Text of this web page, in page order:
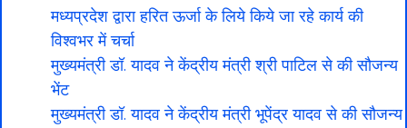
मध्यप्रदेश द्वारा हरित ऊर्जा के लिये किये जा रहे कार्य की
विश्वभर में चर्चा
मुख्यमंत्री डॉ. यादव ने केंद्रीय मंत्री श्री पाटिल से की सौजन्य
भेंट
मुख्यमंत्री डॉ. यादव ने केंद्रीय मंत्री भूपेंद्र यादव से की सौजन्य